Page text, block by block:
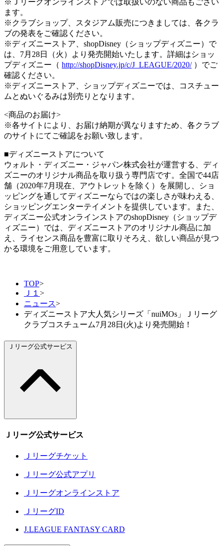
※Ｊリーグオンラインストアでは取扱いのない商品もござい
ます。
※クラブショップ、スタジアム販売につきましては、各クラ
ブの発表をご確認ください。
※ディズニーストア、shopDisney（ショップディズニー）で
は、7月28日（火）より発売開始いたします。詳細はショッ
プディズニー（ http://shopDisney.jp/c/J_LEAGUE/2020/）でご
確認ください。
※ディズニーストア、ショップディズニーでは、コスチュー
ムとぬいぐるみは別売りとなります。
<商品のお届け>
※各サイトにより、お届け納期が異なりますため、各クラブ
のサイトにてご確認をお願い致します。
■ディズニーストアについて
ウォルト・ディズニー・ジャパン株式会社が運営する、ディ
ズニーのオリジナル商品を取り扱う専門店です。全国で44店
舗（2020年7月現在、アウトレットを除く）を展開し、ショ
ッピングを通してディズニーならではの楽しさが味わえる、
ショッピングエンターテイメントを提供しています。また、
ディズニー公式オンラインストアのshopDisney（ショップデ
ィズニー）では、ディズニーストアのオリジナル商品に加
え、ライセンス商品を豊富に取りそろえ、欲しい商品が見つ
かる環境をご用意しています。
TOP>
Ｊ１ >
ニュース>
ディズニーストア大人気シリーズ「nuiMOs」Ｊリーグ
クラブコスチューム7月28日(火)より発売開始！
Ｊリーグ公式サービス
Ｊリーグ公式サービス
Ｊリーグチケット
Ｊリーグ公式アプリ
Ｊリーグオンラインストア
ＪリーグID
J.LEAGUE FANTASY CARD